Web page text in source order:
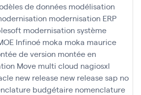
de données modélisation
modernisation ERP
modernisation système
Infinoé moka moka maurice
de version montée en
Move multi cloud nagiosxl
new release new release sap no
budgétaire nomenclature